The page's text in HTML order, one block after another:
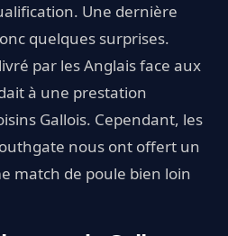
Une dernière
quelques surprises.
par les Anglais face aux
à une prestation
Gallois. Cependant, les
nous ont offert un
match de poule bien loin